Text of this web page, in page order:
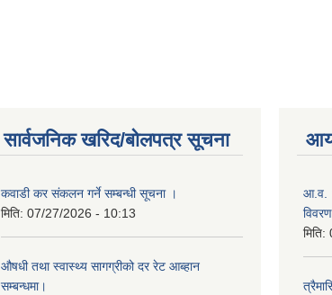
सार्वजनिक खरिद/बोलपत्र सूचना
कवाडी कर संकलन गर्ने सम्बन्धी सूचना ।
मिति: 07/27/2026 - 10:13
औषधी तथा स्वास्थ्य सागग्रीको दर रेट आब्हान
सम्बन्धमा।
आय
आ.व.
मिति: